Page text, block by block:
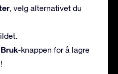
, velg alternativet du
Bruk-knappen for å lagre